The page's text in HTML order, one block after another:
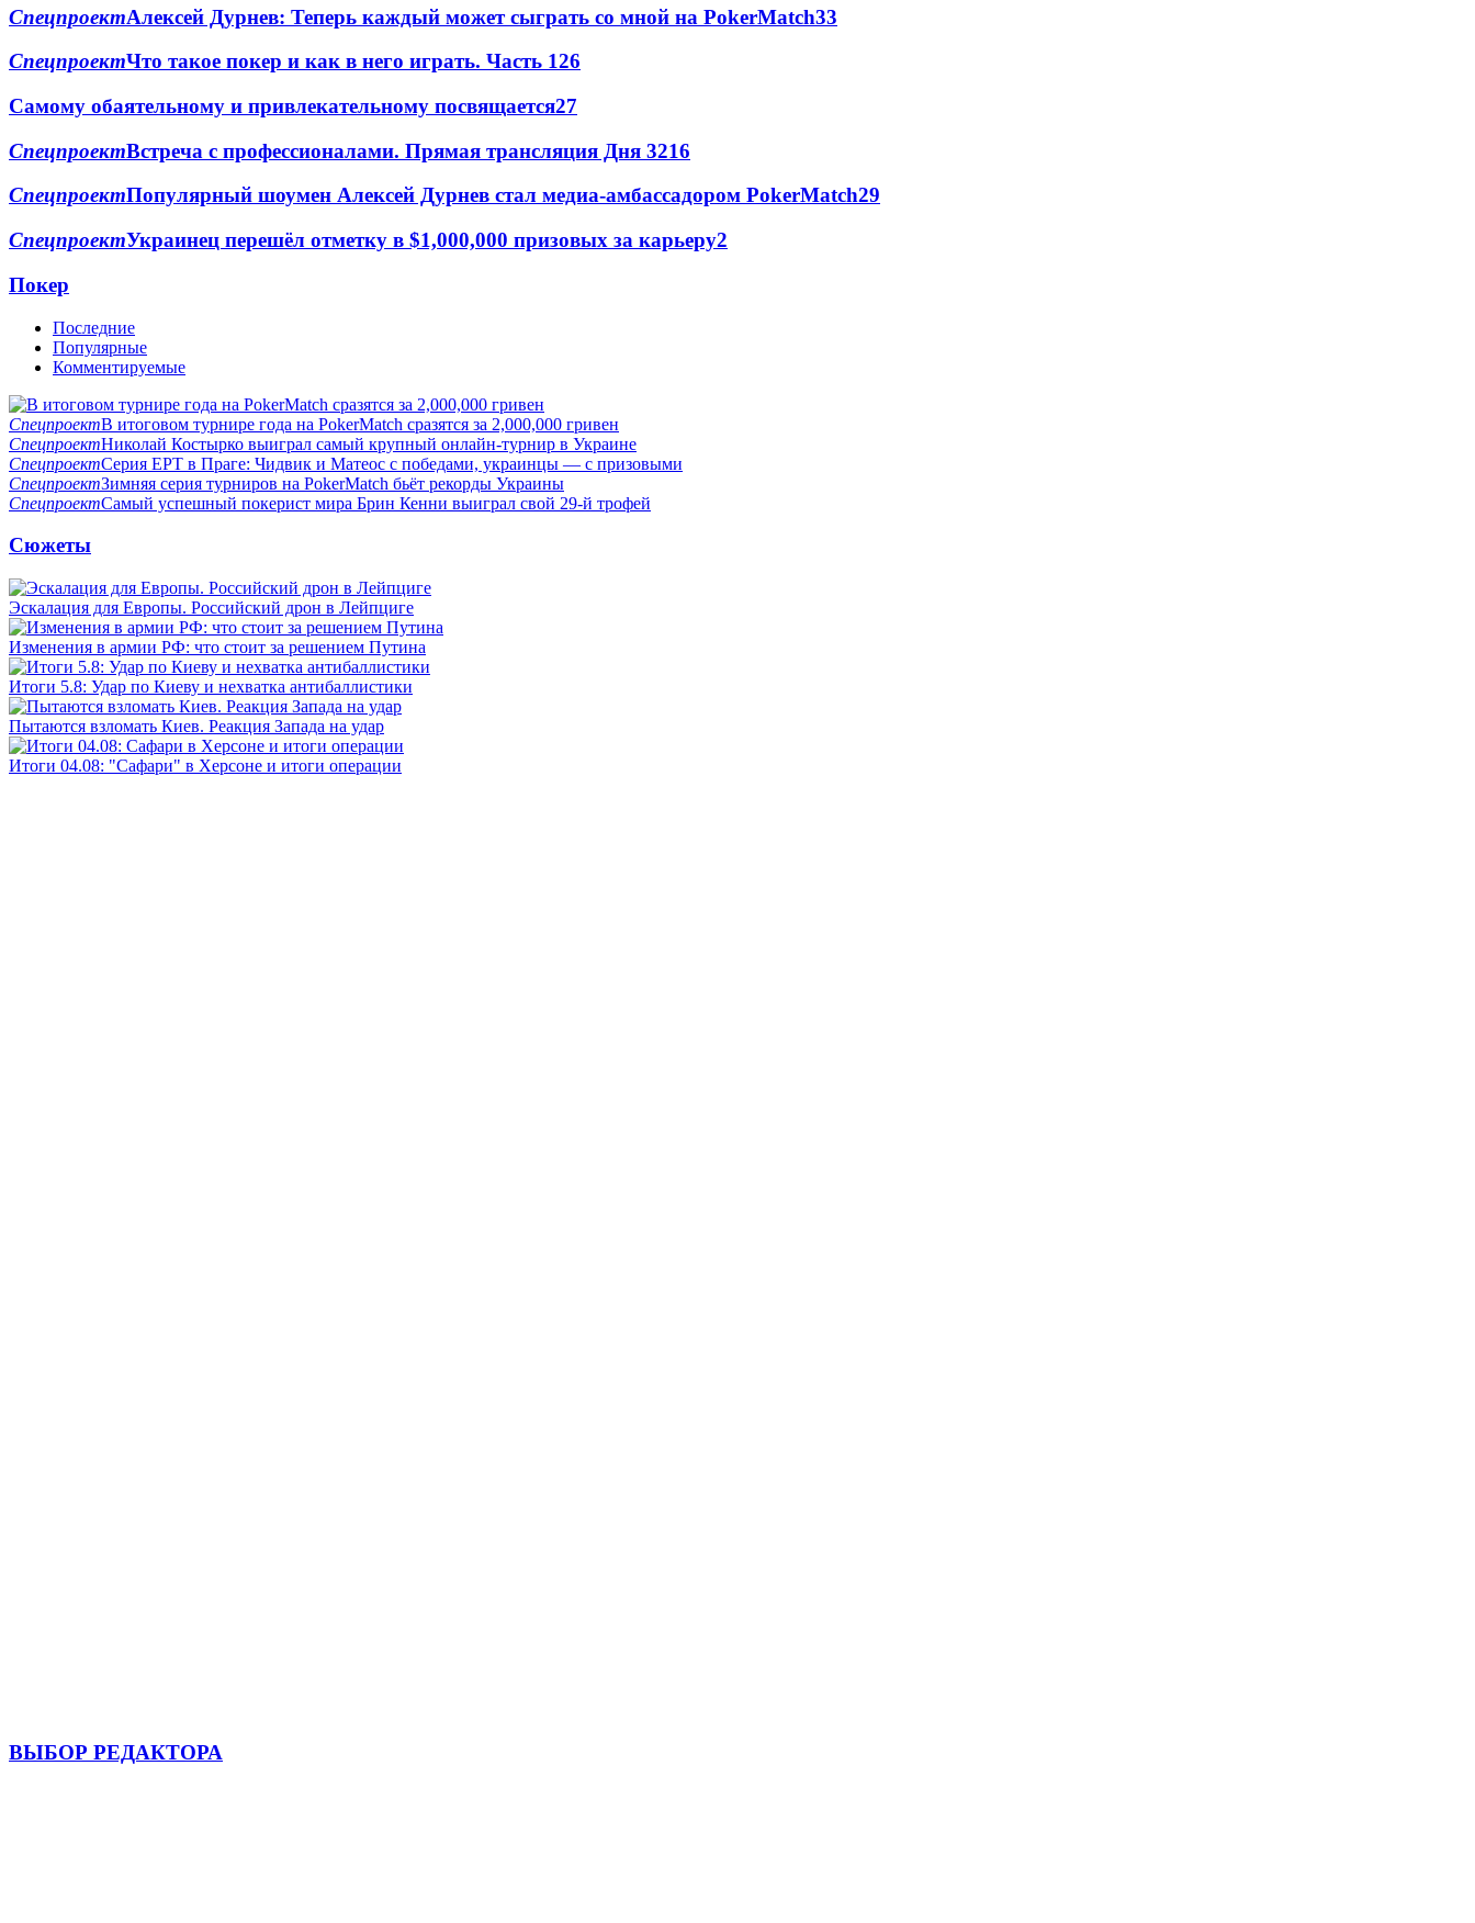
СпецпроектАлексей Дурнев: Теперь каждый может сыграть со мной на PokerMatch33
СпецпроектЧто такое покер и как в него играть. Часть 126
Самому обаятельному и привлекательному посвящается27
СпецпроектВстреча с профессионалами. Прямая трансляция Дня 3216
СпецпроектПопулярный шоумен Алексей Дурнев стал медиа-амбассадором PokerMatch29
СпецпроектУкраинец перешёл отметку в $1,000,000 призовых за карьеру2
Покер
Последние
Популярные
Комментируемые
СпецпроектВ итоговом турнире года на PokerMatch сразятся за 2,000,000 гривен
СпецпроектНиколай Костырко выиграл самый крупный онлайн-турнир в Украине
СпецпроектСерия EPT в Праге: Чидвик и Матеос с победами, украинцы — с призовыми
СпецпроектЗимняя серия турниров на PokerMatch бьёт рекорды Украины
СпецпроектСамый успешный покерист мира Брин Кенни выиграл свой 29-й трофей
Сюжеты
Эскалация для Европы. Российский дрон в Лейпциге
Изменения в армии РФ: что стоит за решением Путина
Итоги 5.8: Удар по Киеву и нехватка антибаллистики
Пытаются взломать Киев. Реакция Запада на удар
Итоги 04.08: "Сафари" в Херсоне и итоги операции
ВЫБОР РЕДАКТОРА